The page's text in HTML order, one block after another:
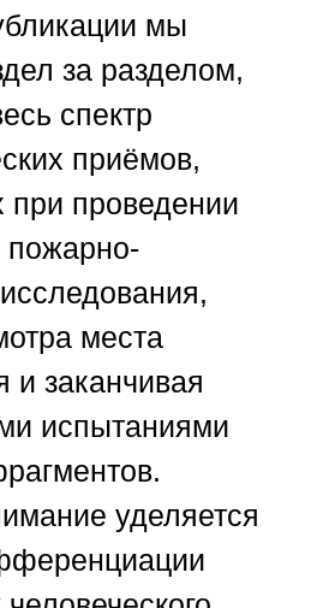
мы
за разделом,
спектр
приёмов,
проведении
пожарно-
места
и заканчивая
испытаниями
уделяется